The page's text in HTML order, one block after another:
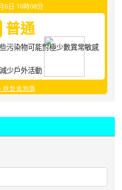
6日 10時08分
普通
污染物可能對極少數異常敏感
少戶外活動
微型感測器